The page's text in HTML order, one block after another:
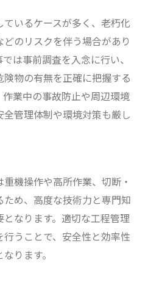
いるケースが多く、老朽化
のリスクを伴う場合があり
は事前調査を入念に行い、
物の有無を正確に把握する
業中の事故防止や周辺環境
管理体制や環境対策も厳し
機操作や高所作業、切断・
め、高度な技術力と専門知
なります。適切な工程管理
うことで、安全性と効率性
ります。